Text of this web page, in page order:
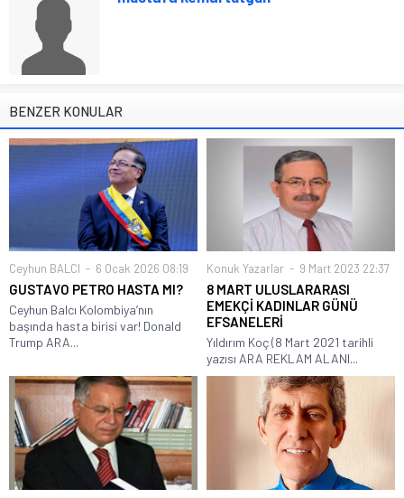
BENZER KONULAR
Ceyhun BALCI 6 Ocak 2026 08:19
GUSTAVO PETRO HASTA MI?
Ceyhun Balcı Kolombiya’nın
başında hasta birisi var! Donald
Trump ARA...
Konuk Yazarlar 9 Mart 2023 22:37
8 MART ULUSLARARASI
EMEKÇİ KADINLAR GÜNÜ
EFSANELERİ
Yıldırım Koç (8 Mart 2021 tarihli
yazısı ARA REKLAM ALANI...